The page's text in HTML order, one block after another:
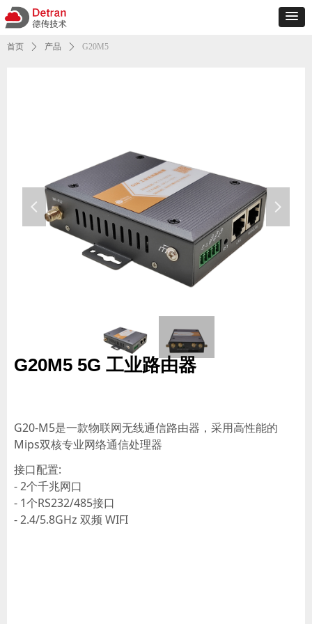
넳 넲
G20M5 5G 工业路由器
G20-M5是一款物联网无线通信路由器，采用高性能的
Mips双核专业网络通信处理器
接口配置:
- 2个千兆网口
- 1个RS232/485接口
- 2.4/5.8GHz 双频 WIFI
首页 ꄲ 产品 ꄲ G20M5